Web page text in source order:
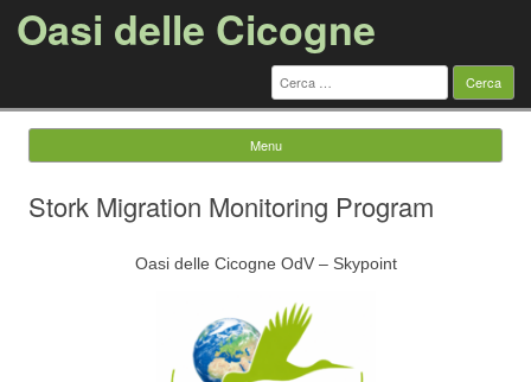
Oasi delle Cicogne
Menu
Stork Migration Monitoring Program
Oasi delle Cicogne OdV – Skypoint